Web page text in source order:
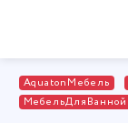
AquatonМебель
МебельДляВанной